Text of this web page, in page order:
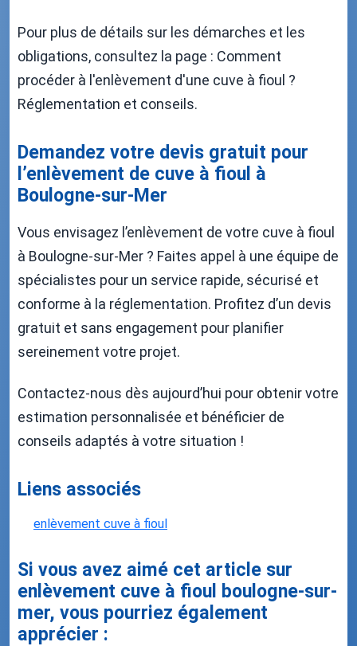
Pour plus de détails sur les démarches et les
obligations, consultez la page : Comment
procéder à l'enlèvement d'une cuve à fioul ?
Réglementation et conseils.
Demandez votre devis gratuit pour
l’enlèvement de cuve à fioul à
Boulogne-sur-Mer
Vous envisagez l’enlèvement de votre cuve à fioul
à Boulogne-sur-Mer ? Faites appel à une équipe de
spécialistes pour un service rapide, sécurisé et
conforme à la réglementation. Profitez d’un devis
gratuit et sans engagement pour planifier
sereinement votre projet.
Contactez-nous dès aujourd’hui pour obtenir votre
estimation personnalisée et bénéficier de
conseils adaptés à votre situation !
Liens associés
enlèvement cuve à fioul
Si vous avez aimé cet article sur
enlèvement cuve à fioul boulogne-sur-
mer, vous pourriez également
apprécier :